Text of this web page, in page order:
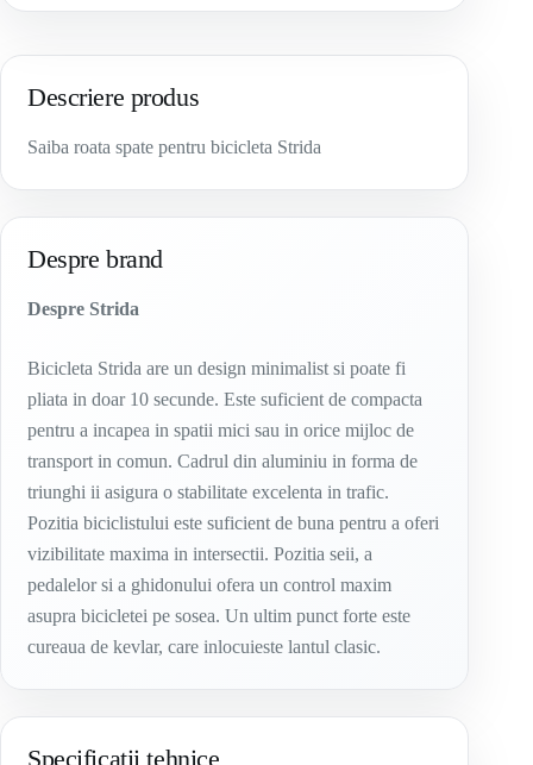
Descriere produs
Saiba roata spate pentru bicicleta Strida
Despre brand
Despre Strida
Bicicleta Strida are un design minimalist si poate fi
pliata in doar 10 secunde. Este suficient de compacta
pentru a incapea in spatii mici sau in orice mijloc de
transport in comun. Cadrul din aluminiu in forma de
triunghi ii asigura o stabilitate excelenta in trafic.
Pozitia biciclistului este suficient de buna pentru a oferi
vizibilitate maxima in intersectii. Pozitia seii, a
pedalelor si a ghidonului ofera un control maxim
asupra bicicletei pe sosea. Un ultim punct forte este
cureaua de kevlar, care inlocuieste lantul clasic.